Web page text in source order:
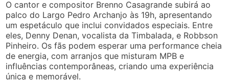
O cantor e compositor Brenno Casagrande subirá ao
palco do Largo Pedro Archanjo às 19h, apresentando
um espetáculo que inclui convidados especiais. Entre
eles, Denny Denan, vocalista da Timbalada, e Robbson
Pinheiro. Os fãs podem esperar uma performance cheia
de energia, com arranjos que misturam MPB e
influências contemporâneas, criando uma experiência
única e memorável.